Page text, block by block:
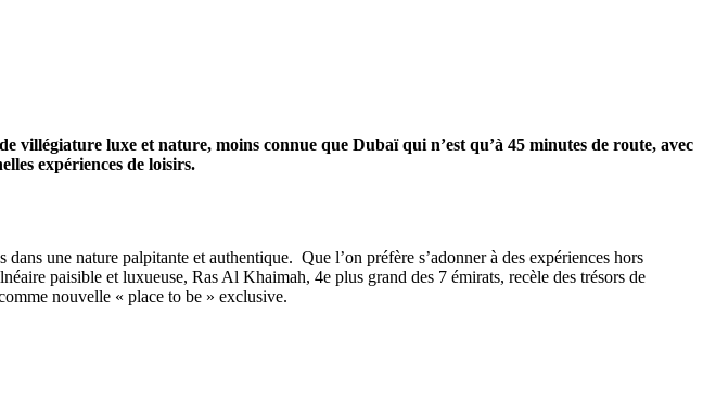
luxe et nature, moins connue que Dubaï qui n’est qu’à 45 minutes de route, avec
expériences de loisirs.
une nature palpitante et authentique. Que l’on préfère s’adonner à des expériences hors
paisible et luxueuse, Ras Al Khaimah, 4e plus grand des 7 émirats, recèle des trésors de
nouvelle « place to be » exclusive.